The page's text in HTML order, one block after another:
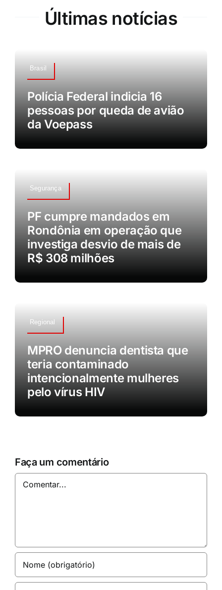
Últimas notícias
Brasil
Polícia Federal indicia 16
pessoas por queda de avião
da Voepass
Segurança
PF cumpre mandados em
Rondônia em operação que
investiga desvio de mais de
R$ 308 milhões
Regional
MPRO denuncia dentista que
teria contaminado
intencionalmente mulheres
pelo vírus HIV
Faça um comentário
Comentar